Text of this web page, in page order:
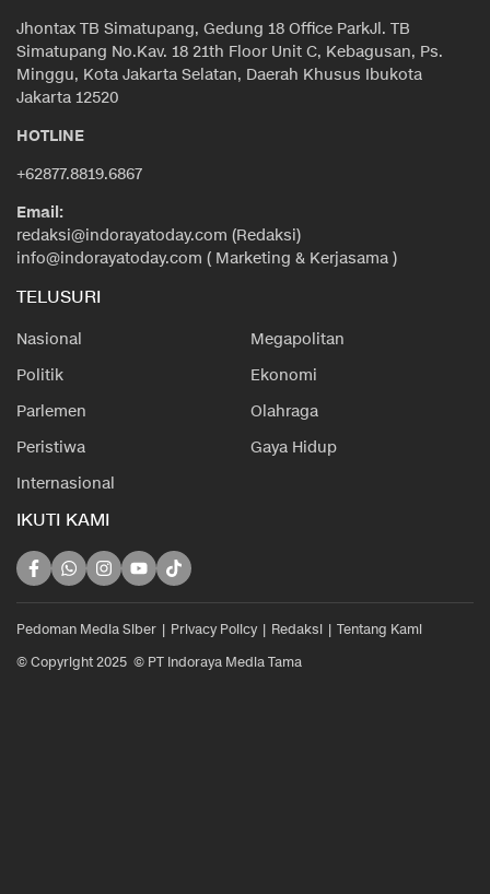
Jhontax TB Simatupang, Gedung 18 Office ParkJl. TB
Simatupang No.Kav. 18 21th Floor Unit C, Kebagusan, Ps.
Minggu, Kota Jakarta Selatan, Daerah Khusus Ibukota
Jakarta 12520
HOTLINE
+62877.8819.6867
Email:
redaksi@indorayatoday.com (Redaksi)
info@indorayatoday.com ( Marketing & Kerjasama )
TELUSURI
Nasional
Megapolitan
Politik
Ekonomi
Parlemen
Olahraga
Peristiwa
Gaya Hidup
Internasional
IKUTI KAMI
Pedoman Media Siber Privacy Policy Redaksi
Tentang Kami
© Copyright 2025 © PT Indoraya Media Tama